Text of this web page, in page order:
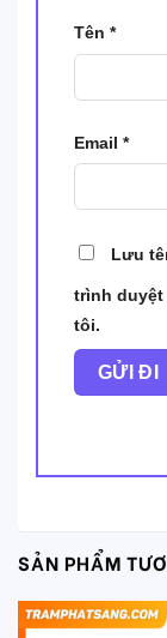
Tên *
Email *
Lưu
trình duyệt
tôi.
SẢN PHẨM